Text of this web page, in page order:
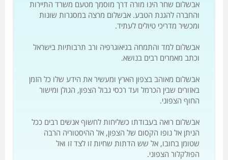
אבשלום שחר הינו מורה דרך מוסמך מטעם משרד התיירות
והחברה להגנת הטבע. אבשלום מרצה במסגרות שונות
ומכשיר מדריכי טיולים לעתיד.
אבשלום למד והתמחה בגיאוגרפיה ורב תרבותיות בישראל
וכתב מאמרים רבים בנושא.
אבשלום מאוהב בצפון הארץ ומעשיר את הידע שלו כל הזמן
באזורים שבין הכרמל ועד רכסי גבול הצפון, הגולן ומישור
החוף הצפוני.
אבשלום רואה בעבודתו כשליחות לחשוף אנשים רבים ככל
הניתן אל נופו הקסום של הצפון, אל ההיסטוריה הרבה
שטומן בחובו, אל שש הדתות שחיות זו לצד זו ואל
הפולקלור הצפוני.